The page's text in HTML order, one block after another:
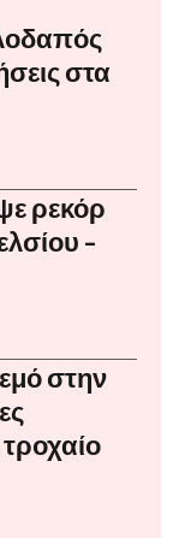
στα
ρεκόρ
–
στην